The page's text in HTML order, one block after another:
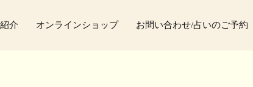
介 オンラインショップ お問い合わせ/占いのご予約